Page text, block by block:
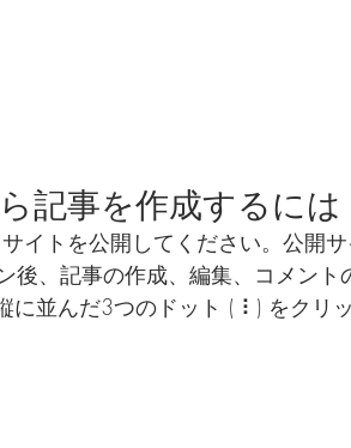
記事を作成するには
イトを公開してください。公開
後、記事の作成、編集、コメント
に並んだ3つのドット ( ⠇) をクリ